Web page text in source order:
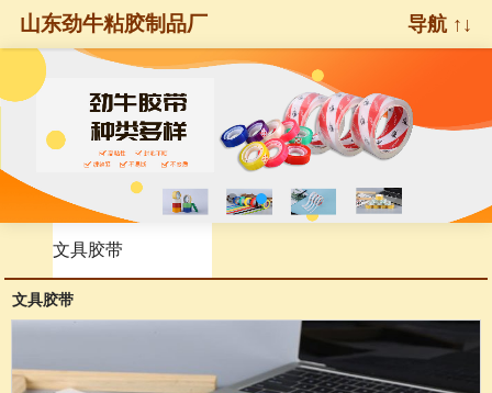
山东劲牛粘胶制品厂 导航 ↑↓
文具胶带
文具胶带